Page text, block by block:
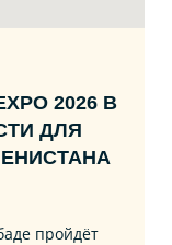
2026 В
ДЛЯ
пройдёт